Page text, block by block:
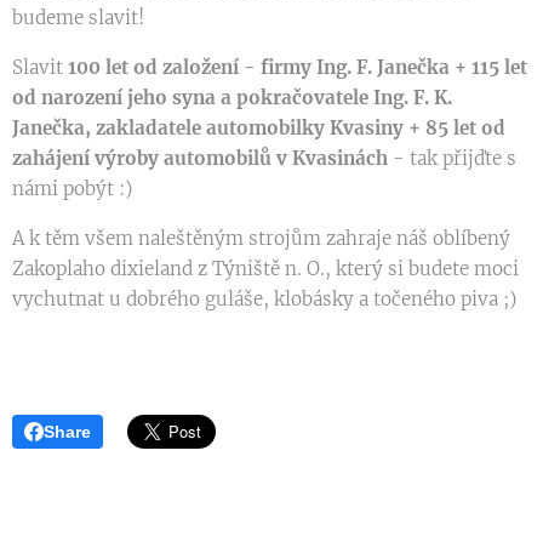
budeme slavit!
Slavit 100 let od založení - firmy Ing. F. Janečka + 115 let
od narození jeho syna a pokračovatele Ing. F. K.
Janečka, zakladatele automobilky Kvasiny + 85 let od
zahájení výroby automobilů v Kvasinách - tak přijďte s
námi pobýt :)
A k těm všem naleštěným strojům zahraje náš oblíbený
Zakoplaho dixieland z Týniště n. O., který si budete moci
vychutnat u dobrého guláše, klobásky a točeného piva ;)
Share